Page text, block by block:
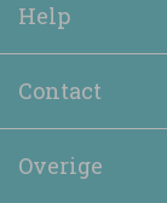
Help
Contact
Overige